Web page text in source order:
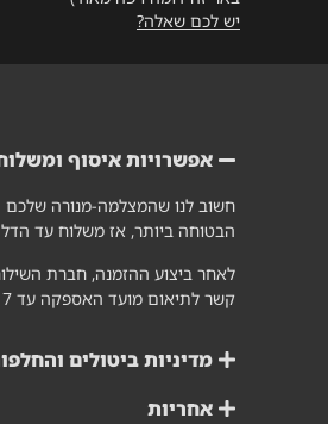
יש לכם שאלה?
אפשרויות איסוף
חשוב לנו שהמצלמה-מנורה שלכם
הבטוחה ביותר, אז משלוח עד
לאחר ביצוע ההזמנה, חברת
קשר לתיאום מועד האספקה עד 7 ימי עסקים.
מדיניות ביטולים
אחריות